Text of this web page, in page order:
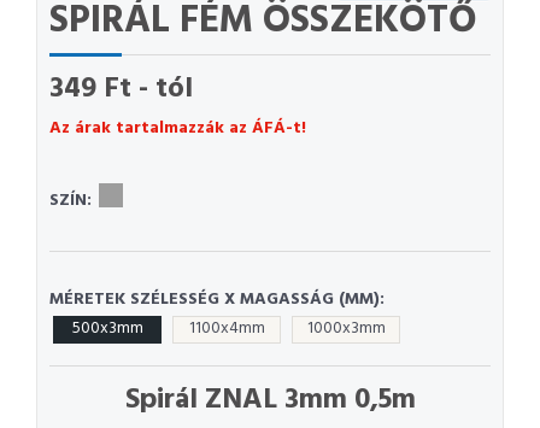
SPIRÁL FÉM ÖSSZEKÖTŐ
349 Ft - tól
Az árak tartalmazzák az ÁFÁ-t!
SZÍN:
MÉRETEK SZÉLESSÉG X MAGASSÁG (MM):
500x3mm
1100x4mm 1000x3mm
Spirál ZNAL 3mm 0,5m